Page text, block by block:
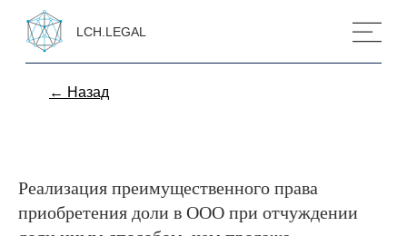
LCH.LEGAL
← Назад
Реализация преимущественного права
приобретения доли в ООО при отчуждении